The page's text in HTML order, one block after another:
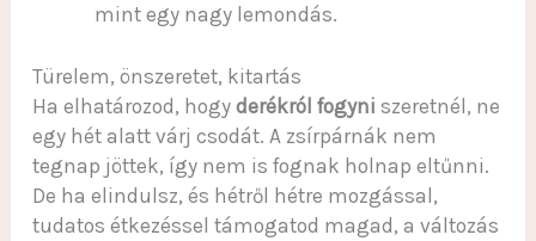
mint egy nagy lemondás.
Türelem, önszeretet, kitartás
Ha elhatározod, hogy derékról fogyni szeretnél, ne
egy hét alatt várj csodát. A zsírpárnák nem
tegnap jöttek, így nem is fognak holnap eltűnni.
De ha elindulsz, és hétről hétre mozgással,
tudatos étkezéssel támogatod magad, a változás